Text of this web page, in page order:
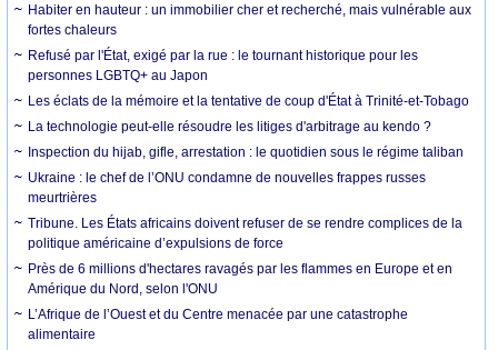
Habiter en hauteur : un immobilier cher et recherché, mais vulnérable aux
fortes chaleurs
Refusé par l'État, exigé par la rue : le tournant historique pour les
personnes LGBTQ+ au Japon
Les éclats de la mémoire et la tentative de coup d'État à Trinité-et-Tobago
La technologie peut-elle résoudre les litiges d'arbitrage au kendo ?
Inspection du hijab, gifle, arrestation : le quotidien sous le régime taliban
Ukraine : le chef de l’ONU condamne de nouvelles frappes russes
meurtrières
Tribune. Les États africains doivent refuser de se rendre complices de la
politique américaine d’expulsions de force
Près de 6 millions d'hectares ravagés par les flammes en Europe et en
Amérique du Nord, selon l'ONU
L’Afrique de l’Ouest et du Centre menacée par une catastrophe
alimentaire